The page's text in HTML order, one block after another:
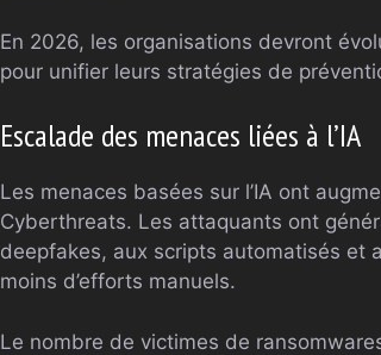
En 2026, les organisations devront
pour unifier leurs stratégies de
Escalade des menaces liées à l’IA
Les menaces basées sur l’IA ont
Cyberthreats. Les attaquants ont
deepfakes, aux scripts automatisés et
moins d’efforts manuels.
Le nombre de victimes de